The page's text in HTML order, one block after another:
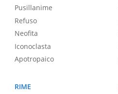
Pusillanime
Refuso
Neofita
Iconoclasta
Apotropaico
RIME